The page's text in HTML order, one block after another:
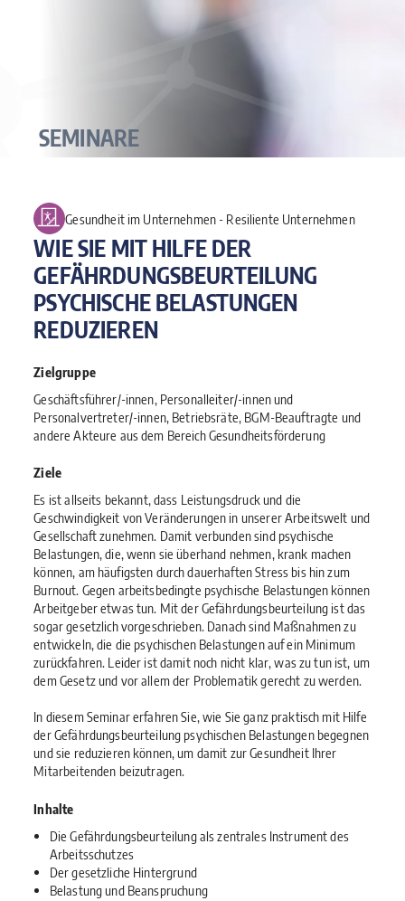
SEMINARE
Gesundheit im Unternehmen ‐ Resiliente Unternehmen
WIE SIE MIT HILFE DER
GEFÄHRDUNGSBEURTEILUNG
PSYCHISCHE BELASTUNGEN
REDUZIEREN
Zielgruppe
Geschäftsführer/-innen, Personalleiter/-innen und
Personalvertreter/-innen, Betriebsräte, BGM-Beauftragte und
andere Akteure aus dem Bereich Gesundheitsförderung
Ziele
Es ist allseits bekannt, dass Leistungsdruck und die
Geschwindigkeit von Veränderungen in unserer Arbeitswelt und
Gesellschaft zunehmen. Damit verbunden sind psychische
Belastungen, die, wenn sie überhand nehmen, krank machen
können, am häufigsten durch dauerhaften Stress bis hin zum
Burnout. Gegen arbeitsbedingte psychische Belastungen können
Arbeitgeber etwas tun. Mit der Gefährdungsbeurteilung ist das
sogar gesetzlich vorgeschrieben. Danach sind Maßnahmen zu
entwickeln, die die psychischen Belastungen auf ein Minimum
zurückfahren. Leider ist damit noch nicht klar, was zu tun ist, um
dem Gesetz und vor allem der Problematik gerecht zu werden.
In diesem Seminar erfahren Sie, wie Sie ganz praktisch mit Hilfe
der Gefährdungsbeurteilung psychischen Belastungen begegnen
und sie reduzieren können, um damit zur Gesundheit Ihrer
Mitarbeitenden beizutragen.
Inhalte
Die Gefährdungsbeurteilung als zentrales Instrument des
Arbeitsschutzes
Der gesetzliche Hintergrund
Belastung und Beanspruchung